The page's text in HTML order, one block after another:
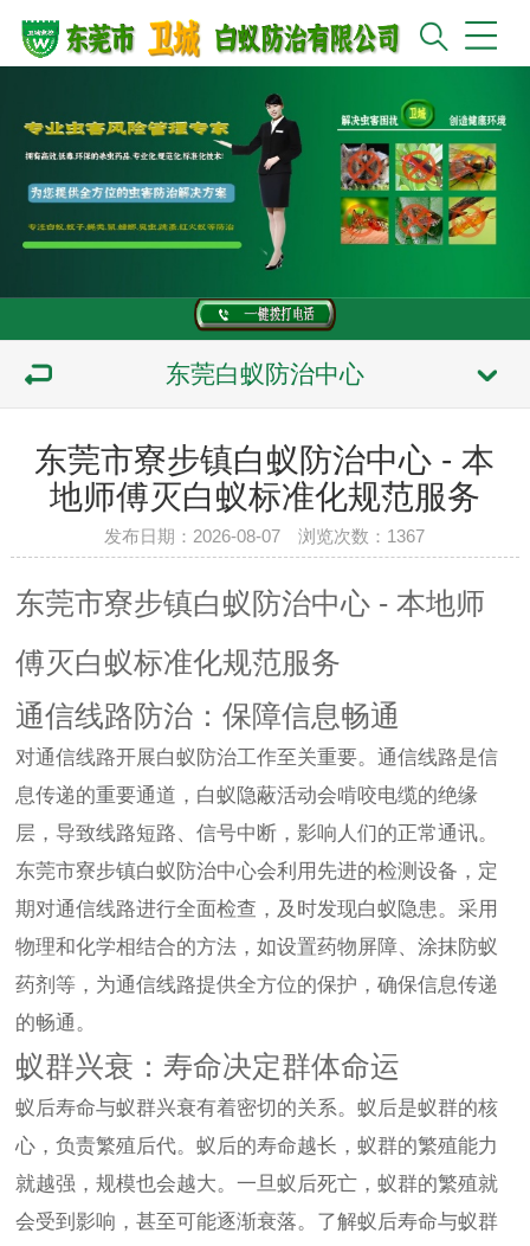
东莞白蚁防治中心
东莞市寮步镇白蚁防治中心 - 本
地师傅灭白蚁标准化规范服务
发布日期：2026-08-07 浏览次数： 1367
东莞市寮步镇白蚁防治中心 - 本地师
傅灭白蚁标准化规范服务
通信线路防治：保障信息畅通
对通信线路开展白蚁防治工作至关重要。通信线路是信
息传递的重要通道，白蚁隐蔽活动会啃咬电缆的绝缘
层，导致线路短路、信号中断，影响人们的正常通讯。
东莞市寮步镇白蚁防治中心会利用先进的检测设备，定
期对通信线路进行全面检查，及时发现白蚁隐患。采用
物理和化学相结合的方法，如设置药物屏障、涂抹防蚁
药剂等，为通信线路提供全方位的保护，确保信息传递
的畅通。
蚁群兴衰：寿命决定群体命运
蚁后寿命与蚁群兴衰有着密切的关系。蚁后是蚁群的核
心，负责繁殖后代。蚁后的寿命越长，蚁群的繁殖能力
就越强，规模也会越大。一旦蚁后死亡，蚁群的繁殖就
会受到影响，甚至可能逐渐衰落。了解蚁后寿命与蚁群